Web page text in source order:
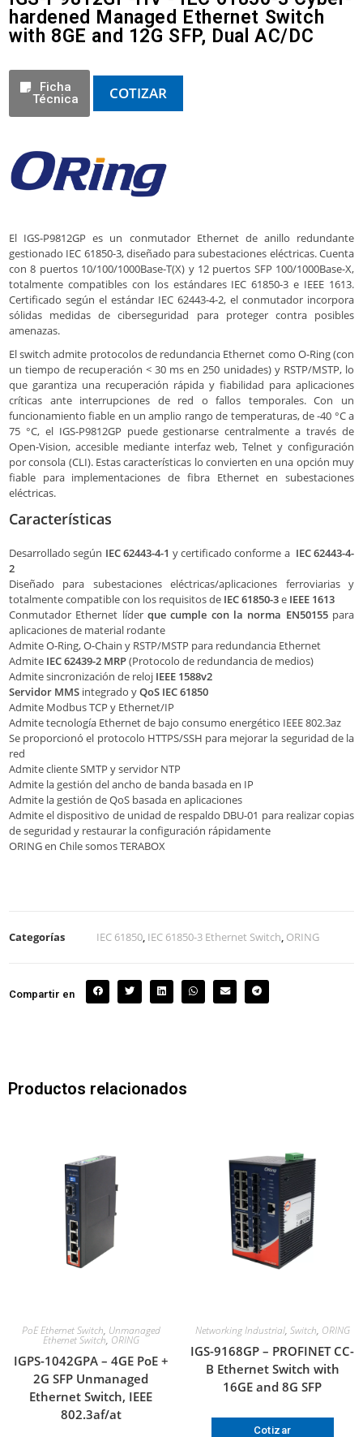
hardened Managed Ethernet Switch
with 8GE and 12G SFP, Dual AC/DC
Ficha
Técnica
COTIZAR
El IGS-P9812GP es un conmutador Ethernet de anillo redundante
gestionado IEC 61850-3, diseñado para subestaciones eléctricas. Cuenta
con 8 puertos 10/100/1000Base-T(X) y 12 puertos SFP 100/1000Base-X,
totalmente compatibles con los estándares IEC 61850-3 e IEEE 1613.
Certificado según el estándar IEC 62443-4-2, el conmutador incorpora
sólidas medidas de ciberseguridad para proteger contra posibles
amenazas.
El switch admite protocolos de redundancia Ethernet como O-Ring (con
un tiempo de recuperación < 30 ms en 250 unidades) y RSTP/MSTP, lo
que garantiza una recuperación rápida y fiabilidad para aplicaciones
críticas ante interrupciones de red o fallos temporales. Con un
funcionamiento fiable en un amplio rango de temperaturas, de -40 °C a
75 °C, el IGS-P9812GP puede gestionarse centralmente a través de
Open-Vision, accesible mediante interfaz web, Telnet y configuración
por consola (CLI). Estas características lo convierten en una opción muy
fiable para implementaciones de fibra Ethernet en subestaciones
eléctricas.
Características
Desarrollado según IEC 62443-4-1 y certificado conforme a IEC 62443-4-
2
Diseñado para subestaciones eléctricas/aplicaciones ferroviarias y
totalmente compatible con los requisitos de IEC 61850-3e IEEE 1613
Conmutador Ethernet líder que cumple con la norma EN50155para
aplicaciones de material rodante
Admite O-Ring, O-Chain y RSTP/MSTP para redundancia Ethernet
Admite IEC 62439-2 MRP(Protocolo de redundancia de medios)
Admite sincronización de reloj IEEE 1588v2
Servidor MMS integrado yQoS IEC 61850
Admite Modbus TCP y Ethernet/IP
Admite tecnología Ethernet de bajo consumo energético IEEE 802.3az
Se proporcionó el protocolo HTTPS/SSH para mejorar la seguridad de la
red
Admite cliente SMTP y servidor NTP
Admite la gestión del ancho de banda basada en IP
Admite la gestión de QoS basada en aplicaciones
Admite el dispositivo de unidad de respaldo DBU-01 para realizar copias
de seguridad y restaurar la configuración rápidamente
ORING en Chile somos TERABOX
Categorías IEC 61850 IEC 61850-3 Ethernet Switch ORING
Compartir en
Productos relacionados
PoE Ethernet Switch, Unmanaged
Ethernet Switch, ORING
IGPS-1042GPA – 4GE PoE +
2G SFP Unmanaged
Ethernet Switch, IEEE
802.3af/at
Networking Industrial, Switch, ORING
IGS-9168GP – PROFINET CC-
B Ethernet Switch with
16GE and 8G SFP
Cotizar